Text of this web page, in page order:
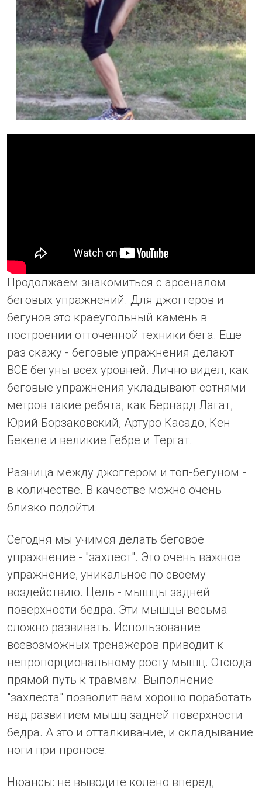
Продолжаем знакомиться с арсеналом
беговых упражнений. Для джоггеров и
бегунов это краеугольный камень в
построении отточенной техники бега. Еще
раз скажу - беговые упражнения делают
ВСЕ бегуны всех уровней. Лично видел, как
беговые упражнения укладывают сотнями
метров такие ребята, как Бернард Лагат,
Юрий Борзаковский, Артуро Касадо, Кен
Бекеле и великие Гебре и Тергат.
Разница между джоггером и топ-бегуном -
в количестве. В качестве можно очень
близко подойти.
Сегодня мы учимся делать беговое
упражнение - "захлест". Это очень важное
упражнение, уникальное по своему
воздействию. Цель - мышцы задней
поверхности бедра. Эти мышцы весьма
сложно развивать. Использование
всевозможных тренажеров приводит к
непропорциональному росту мышц. Отсюда
прямой путь к травмам. Выполнение
"захлеста" позволит вам хорошо поработать
над развитием мышц задней поверхности
бедра. А это и отталкивание, и складывание
ноги при проносе.
Нюансы: не выводите колено вперед,